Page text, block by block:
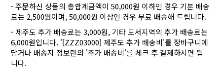
- 주문하신 상품의 총합계금액이 50,000원 이하인 경우 기본 배송
료는 2,500원이며, 50,000원 이상인 경우 무료 배송해 드립니다.
- 제주도 추가 배송료는 3,000원, 기타 도서지역의 추가 배송료는
6,000원입니다. '[ZZZ03000] 제주도 추가 배송비'를 장바구니에
담거나 배송지 정보란의 '추가 배송비'를 체크 후 결제하시면 됩
니다.